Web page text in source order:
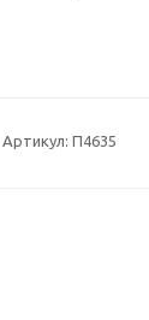
Артикул: П4635